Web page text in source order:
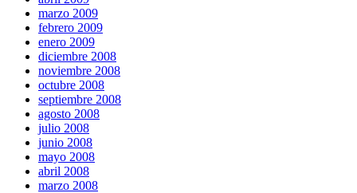
marzo 2009
febrero 2009
enero 2009
diciembre 2008
noviembre 2008
octubre 2008
septiembre 2008
agosto 2008
julio 2008
junio 2008
mayo 2008
abril 2008
marzo 2008